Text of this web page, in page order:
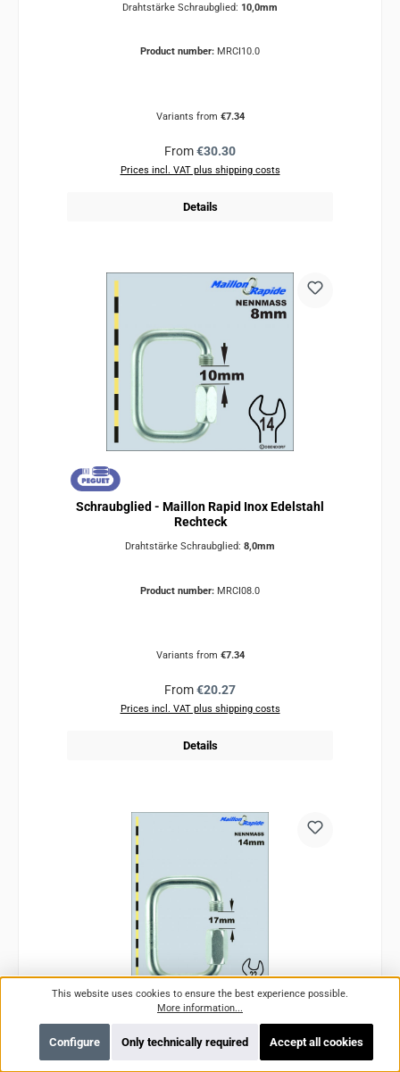
Drahtstärke Schraubglied: 10,0mm
Product number: MRCI10.0
Variants from €7.34
Regular price:
From€30.30
Prices incl. VAT plus shipping costs
Details
Schraubglied - Maillon Rapid Inox Edelstahl
Rechteck
Drahtstärke Schraubglied: 8,0mm
Product number: MRCI08.0
Variants from €7.34
Regular price:
From€20.27
Prices incl. VAT plus shipping costs
Details
Schraubglied - Maillon Rapid Stahl Verzinkt
This website uses cookies to ensure the best experience possible.
More information...
Only technically required
Configure Accept all cookies